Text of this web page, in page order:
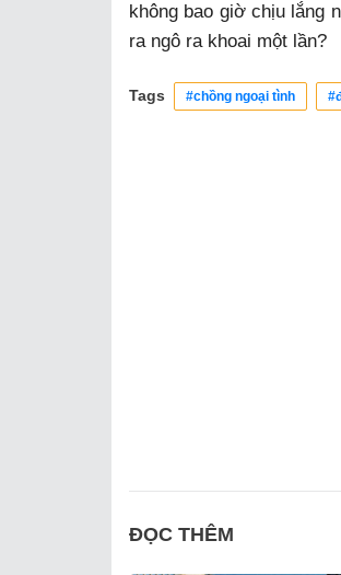
không bao giờ chịu lắng
ra ngô ra khoai một lần?
Tags #chồng ngoại tình
ĐỌC THÊM